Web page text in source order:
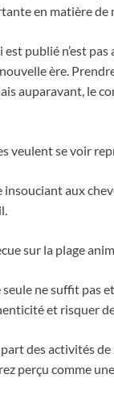
en matière de
publié n’est
ère.
auparavant, le
veulent se voir
insouciant aux
sur la plage
seule ne suffit pas
et risquer
des activités
perçu comme